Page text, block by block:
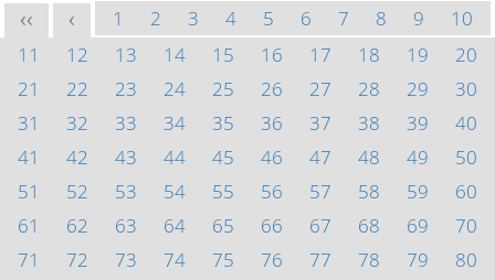
<< < 1 2 3 4 5 6 7 8 9
10
11
12 13 14 15 16 17 18 19
20
21
22 23 24 25 26 27 28 29
30
31
32 33 34 35 36 37 38 39
40
41
42 43 44 45 46 47 48 49
50
51
52 53 54 55 56 57 58 59
60
61
62 63 64 65 66 67 68 69
70
71
72 73 74 75 76 77 78 79
80